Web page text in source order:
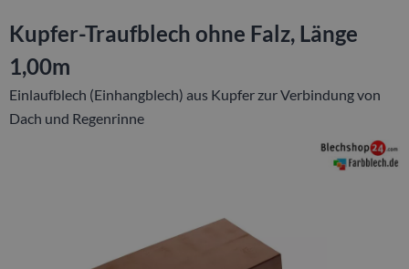
Kupfer-Traufblech ohne Falz, Länge
1,00m
Einlaufblech (Einhangblech) aus Kupfer zur Verbindung von
Dach und Regenrinne